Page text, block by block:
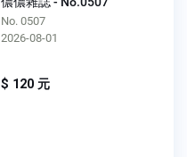
No. 0507
2026-08-01
$ 120 元